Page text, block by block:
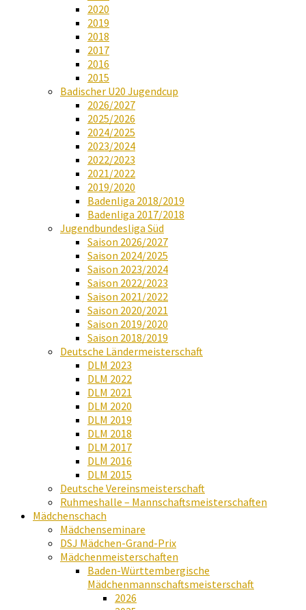
2020
2019
2018
2017
2016
2015
Badischer U20 Jugendcup
2026/2027
2025/2026
2024/2025
2023/2024
2022/2023
2021/2022
2019/2020
Badenliga 2018/2019
Badenliga 2017/2018
Jugendbundesliga Süd
Saison 2026/2027
Saison 2024/2025
Saison 2023/2024
Saison 2022/2023
Saison 2021/2022
Saison 2020/2021
Saison 2019/2020
Saison 2018/2019
Deutsche Ländermeisterschaft
DLM 2023
DLM 2022
DLM 2021
DLM 2020
DLM 2019
DLM 2018
DLM 2017
DLM 2016
DLM 2015
Deutsche Vereinsmeisterschaft
Ruhmeshalle – Mannschaftsmeisterschaften
Mädchenschach
Mädchenseminare
DSJ Mädchen-Grand-Prix
Mädchenmeisterschaften
Baden-Württembergische
Mädchenmannschaftsmeisterschaft
2026